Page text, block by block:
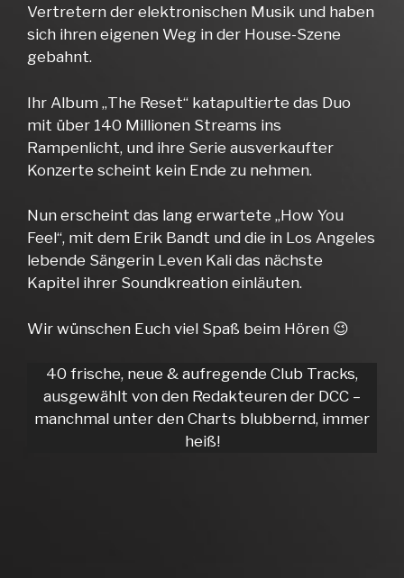
Vertretern der elektronischen Musik und haben
sich ihren eigenen Weg in der House-Szene
gebahnt.
Ihr Album „The Reset“ katapultierte das Duo
mit über 140 Millionen Streams ins
Rampenlicht, und ihre Serie ausverkaufter
Konzerte scheint kein Ende zu nehmen.
Nun erscheint das lang erwartete „How You
Feel“, mit dem Erik Bandt und die in Los Angeles
lebende Sängerin Leven Kali das nächste
Kapitel ihrer Soundkreation einläuten.
Wir wünschen Euch viel Spaß beim Hören 😉
40 frische, neue & aufregende Club Tracks,
ausgewählt von den Redakteuren der DCC –
manchmal unter den Charts blubbernd, immer
heiß!